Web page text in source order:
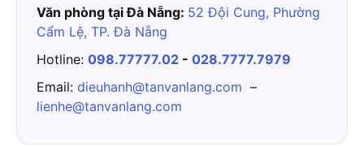
Văn phòng tại Đà Nẵng: 52 Đội Cung, Phường
Cẩm Lệ, TP. Đà Nẵng
Hotline: 098.77777.02 - 028.7777.7979
Email: dieuhanh@tanvanlang.com –
lienhe@tanvanlang.com